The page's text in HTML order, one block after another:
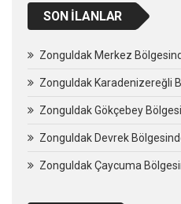
SON İLANLAR
Zonguldak Merkez
Zonguldak Karadenizereğli
Zonguldak Gökçebey
Zonguldak Devrek
Zonguldak Çaycuma